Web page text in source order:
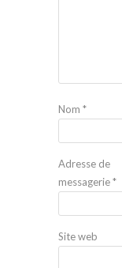
Nom *
Adresse de
messagerie*
Site web